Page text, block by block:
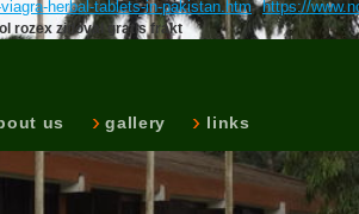
herbal-tablets-in-pakistan.htm https://
rozex zidoval gratis frakt
us gallery links